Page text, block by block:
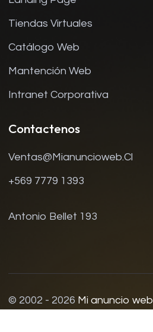
Tiendas Virtuales
Catálogo Web
Mantención Web
Intranet Corporativa
Contactenos
Ventas@mianuncioweb.cl
+569 7779 1393
Antonio Bellet 193
© 2002 - 2026 Mi anuncio web